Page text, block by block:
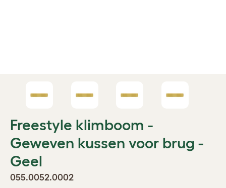
Freestyle klimboom -
Geweven kussen voor brug -
Geel
055.0052.0002